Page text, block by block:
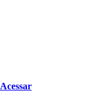
Acessar